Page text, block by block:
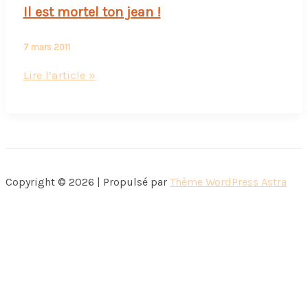
Il est mortel ton jean !
7 mars 2011
Il
jean
Lire l’article »
Copyright © 2026 | Propulsé par Thème WordPress Astra